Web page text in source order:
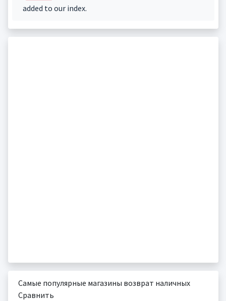
added to our index.
Самые популярные магазины возврат наличных
Сравнить